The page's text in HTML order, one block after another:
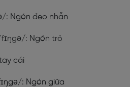
: Ngón đeo nhẫn
: Ngón trỏ
cái
: Ngón giữa